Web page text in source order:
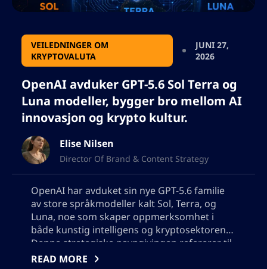
VEILEDNINGER OM
KRYPTOVALUTA
JUNI 27,
2026
OpenAI avduker GPT-5.6 Sol Terra og
Luna modeller, bygger bro mellom AI
innovasjon og krypto kultur.
Elise Nilsen
Director Of Brand & Content Strategy
OpenAI har avduket sin nye GPT-5.6 familie
av store språkmodeller kalt Sol, Terra, og
Luna, noe som skaper oppmerksomhet i
både kunstig intelligens og kryptosektorene.
Denne strategiske navngivingen refererer til
store blockchain-prosjekter og -hendelser, og
READ MORE